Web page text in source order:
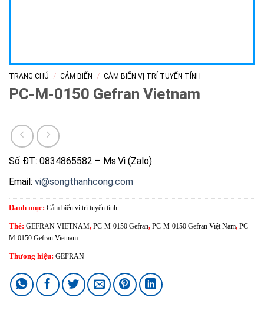
TRANG CHỦ / CẢM BIẾN / CẢM BIẾN VỊ TRÍ TUYẾN TÍNH
PC-M-0150 Gefran Vietnam
Số ĐT: 0834865582 – Ms.Vi (Zalo)
Email: vi@songthanhcong.com
Danh mục: Cảm biến vị trí tuyến tính
Thẻ: GEFRAN VIETNAM, PC-M-0150 Gefran, PC-M-0150 Gefran Việt Nam, PC-
M-0150 Gefran Vietnam
Thương hiệu: GEFRAN